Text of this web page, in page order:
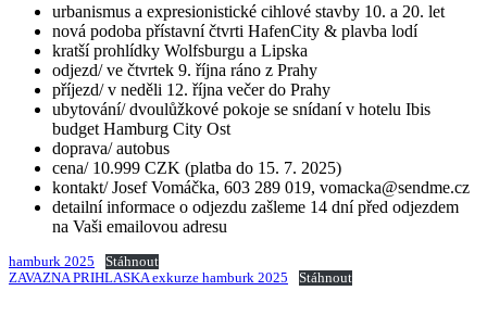
urbanismus a expresionistické cihlové stavby 10. a 20. let
nová podoba přístavní čtvrti HafenCity & plavba lodí
kratší prohlídky Wolfsburgu a Lipska
odjezd/ ve čtvrtek 9. října ráno z Prahy
příjezd/ v neděli 12. října večer do Prahy
ubytování/ dvoulůžkové pokoje se snídaní v hotelu Ibis
budget Hamburg City Ost
doprava/ autobus
cena/ 10.999 CZK (platba do 15. 7. 2025)
kontakt/ Josef Vomáčka, 603 289 019, vomacka@sendme.cz
detailní informace o odjezdu zašleme 14 dní před odjezdem
na Vaši emailovou adresu
hamburk 2025
Stáhnout
ZAVAZNA PRIHLASKA exkurze hamburk 2025
Stáhnout